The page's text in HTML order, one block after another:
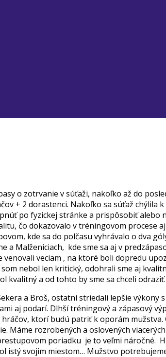
o zotrvanie v súťaži, nakoľko až do
+ 2 dorastenci. Nakoľko sa súťaž chýlila
po fyzickej stránke a prispôsobiť alebo
čo dokazovalo v tréningovom procese aj
kde sa do polčasu vyhrávalo o dva
a Malženiciach, kde sme sa aj v
veciam , na ktoré boli dopredu
nebol len kritický, odohrali sme aj
kvalitný a od tohto by sme sa chceli odraziť.
a Broš, ostatní striedali lepšie výkony
aj podarí. Dlhší tréningový a zápasový
ktorí budú patriť k oporám mužstva.
Máme rozrobených a oslovených
poriadku je to veľmi náročné.
istý svojim miestom… Mužstvo